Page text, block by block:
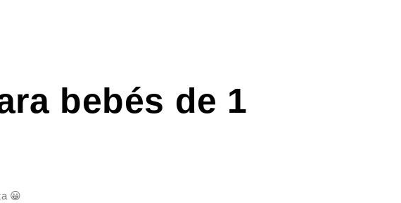
bebés de 1
😀